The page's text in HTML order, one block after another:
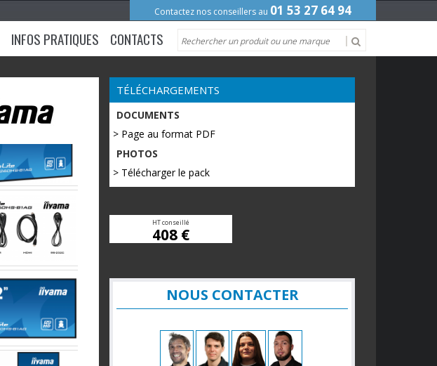
Contactez nos conseillers au 01 53 27 64 94
INFOS PRATIQUES CONTACTS
TÉLÉCHARGEMENTS
DOCUMENTS
> Page au format PDF
PHOTOS
> Télécharger le pack
HT conseillé
408 €
NOUS CONTACTER